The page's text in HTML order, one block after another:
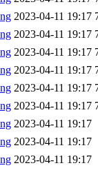
2023-04-11 19:17
2023-04-11 19:17
2023-04-11 19:17
2023-04-11 19:17
2023-04-11 19:17
2023-04-11 19:17
2023-04-11 19:17
2023-04-11 19:17
2023-04-11 19:17